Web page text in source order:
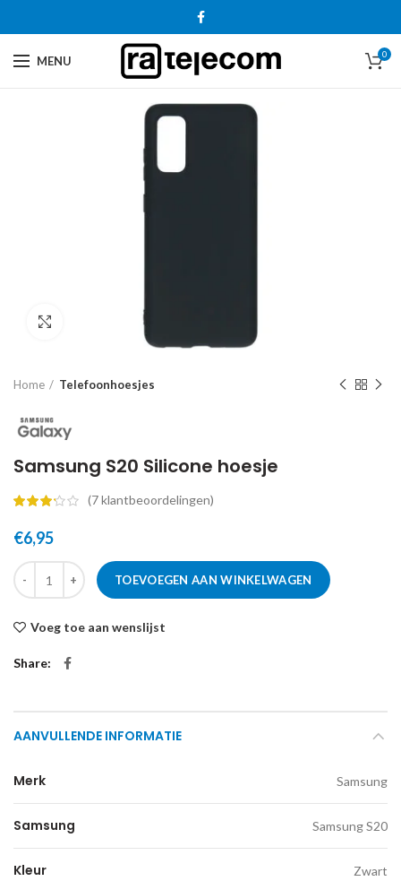
MENU 0
Click to enlarge
Home Telefoonhoesjes
Samsung S20 Silicone hoesje
(7klantbeoordelingen)
€6,95
TOEVOEGEN AAN WINKELWAGEN
Voeg toe aan wenslijst
Share
AANVULLENDE INFORMATIE
Merk Samsung
Samsung Samsung S20
Kleur Zwart